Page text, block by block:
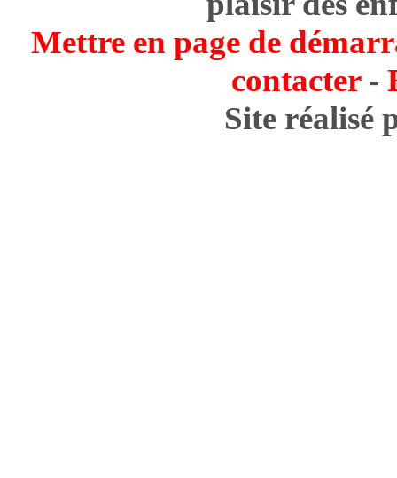
Mettre en page de
contacter-
Site réalisé